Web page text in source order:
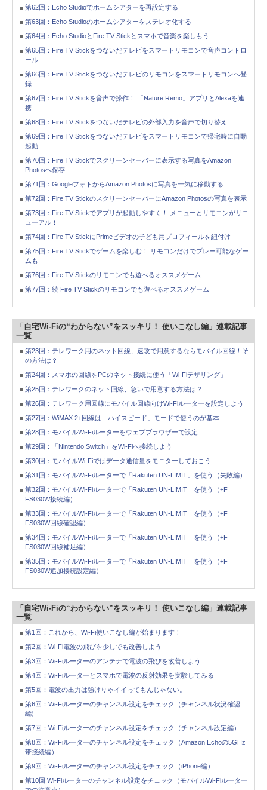
第62回：Echo Studioでホームシアターを再設定する
第63回：Echo Studioのホームシアターをステレオ化する
第64回：Echo StudioとFire TV Stickとスマホで音楽を楽しもう
第65回：Fire TV Stickをつないだテレビをスマートリモコンで音声コントロ
ール
第66回：Fire TV Stickをつないだテレビのリモコンをスマートリモコンへ登
録
第67回：Fire TV Stickを音声で操作！ 「Nature Remo」アプリとAlexaを連
携
第68回：Fire TV Stickをつないだテレビの外部入力を音声で切り替え
第69回：Fire TV Stickをつないだテレビをスマートリモコンで帰宅時に自動
起動
第70回：Fire TV Stickでスクリーンセーバーに表示する写真をAmazon
Photosへ保存
第71回：GoogleフォトからAmazon Photosに写真を一気に移動する
第72回：Fire TV StickのスクリーンセーバーにAmazon Photosの写真を表示
第73回：Fire TV Stickでアプリが起動しやすく！ メニューとリモコンがリニ
ューアル！
第74回：Fire TV StickにPrimeビデオの子ども用プロフィールを紐付け
第75回：Fire TV Stickでゲームを楽しむ！ リモコンだけでプレー可能なゲー
ムも
第76回：Fire TV Stickのリモコンでも遊べるオススメゲーム
第77回：続 Fire TV Stickのリモコンでも遊べるオススメゲーム
「自宅Wi-Fiの“わからない”をスッキリ！ 使いこなし編」連載記事
一覧
第23回：テレワーク用のネット回線、速攻で用意するならモバイル回線！そ
の方法は？
第24回：スマホの回線をPCのネット接続に使う「Wi-Fiテザリング」
第25回：テレワークのネット回線、急いで用意する方法は？
第26回：テレワーク用回線にモバイル回線向けWi-Fiルーターを設定しよう
第27回：WiMAX 2+回線は「ハイスピード」モードで使うのが基本
第28回：モバイルWi-Fiルーターをウェブブラウザーで設定
第29回：「Nintendo Switch」をWi-Fiへ接続しよう
第30回：モバイルWi-Fiではデータ通信量をモニターしておこう
第31回：モバイルWi-Fiルーターで「Rakuten UN-LIMIT」を使う（失敗編）
第32回：モバイルWi-Fiルーターで「Rakuten UN-LIMIT」を使う（+F
FS030W接続編）
第33回：モバイルWi-Fiルーターで「Rakuten UN-LIMIT」を使う（+F
FS030W回線確認編）
第34回：モバイルWi-Fiルーターで「Rakuten UN-LIMIT」を使う（+F
FS030W回線補足編）
第35回：モバイルWi-Fiルーターで「Rakuten UN-LIMIT」を使う（+F
FS030W追加接続設定編）
「自宅Wi-Fiの“わからない”をスッキリ！ 使いこなし編」連載記事
一覧
第1回：これから、Wi-Fi使いこなし編が始まります！
第2回：Wi-Fi電波の飛びを少しでも改善しよう
第3回：Wi-Fiルーターのアンテナで電波の飛びを改善しよう
第4回：Wi-Fiルーターとスマホで電波の反射効果を実験してみる
第5回：電波の出力は強けりゃイイってもんじゃない。
第6回：Wi-Fiルーターのチャンネル設定をチェック（チャンネル状況確認
編)
第7回：Wi-Fiルーターのチャンネル設定をチェック（チャンネル設定編）
第8回：Wi-Fiルーターのチャンネル設定をチェック（Amazon Echoの5GHz
帯接続編）
第9回：Wi-Fiルーターのチャンネル設定をチェック（iPhone編）
第10回 Wi-Fiルーターのチャンネル設定をチェック（モバイルWi-Fiルーター